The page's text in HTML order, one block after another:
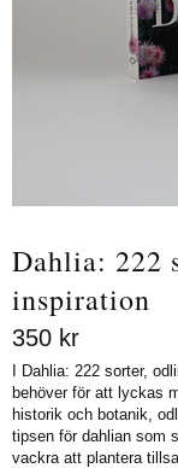
Dahlia: 222
inspiration
350 kr
I Dahlia: 222 sorter,
behöver för att lyckas
historik och botanik,
tipsen för dahlian som
vackra att plantera